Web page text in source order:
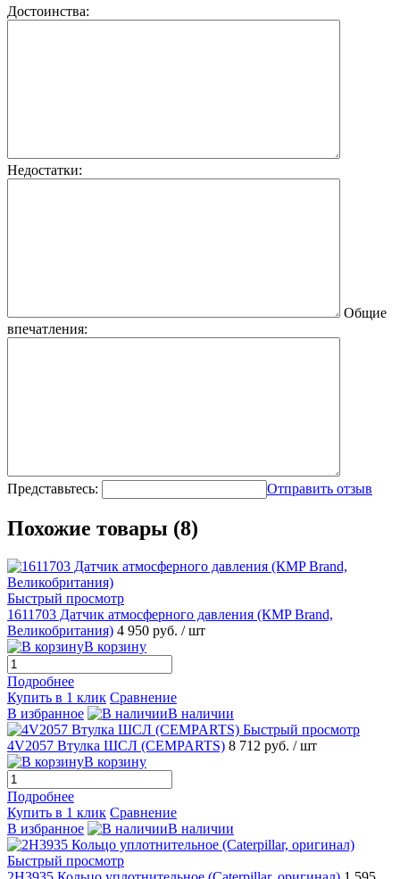
Достоинства:
Недостатки:
Общие
впечатления:
Представьтесь: Отправить отзыв
Похожие товары (8)
Быстрый просмотр
1611703 Датчик атмосферного давления (КMP Brand,
Великобритания) 4 950 руб. / шт
В корзину
Подробнее
Купить в 1 клик Сравнение
В избранное
В наличии
Быстрый просмотр
4V2057 Втулка ШСЛ (CEMPARTS) 8 712 руб. / шт
В корзину
Подробнее
Купить в 1 клик Сравнение
В избранное
В наличии
Быстрый просмотр